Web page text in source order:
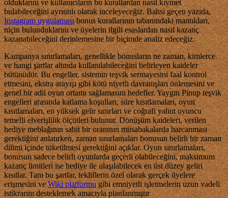
olduklarını ve kullanıcıların bu kurallardan nasıl kıymet
bulabileceğini ayrıntılı olarak inceleyeceğiz. Bahsi geçen yazıda,
Instagram uygulamasıbonus kurallarının tabanındaki mantıkları,
niçin bulunduklarını ve üyelerin ilgili esaslardan nasıl kazanç
kazanabileceğini derinlemesine bir biçimde analiz edeceğiz.
Kampanya sınırlamaları, genellikle bonusların ne zaman, kimlerce
ve hangi şartlar altında kullanılabileceğini belirleyen kaideler
bütünüdür. Bu engeller, sistemin teşvik sermayesini faal kontrol
etmesini, ekstra arayışı gibi kötü niyetli davranışları önlemesini ve
genel bir adil oyun ortamı sağlamasını hedefler. Yaygın Pinup teşvik
engelleri arasında katlama koşulları, süre kısıtlamaları, oyun
kısıtlamaları, en yüksek gelir sınırları ve coğrafi yahut oyuncu
temelli elverişlilik ölçütleri bulunur. Dönüşüm kaideleri, verilen
hediye meblağının sabit bir oranının müsabakalarda harcanması
gerektiğini anlatırken, zaman sınırlamaları bonusun belirli bir zaman
dilimi içinde tüketilmesi gerektiğini açıklar. Oyun sınırlamaları,
bonusun sadece belirli oyunlarda geçerli olabileceğini, maksimum
kazanç limitleri ise hediye ile ulaşılabilecek en üst düzey geliri
kısıtlar. Tam bu şartlar, tekliflerin özel olarak gerçek üyelere
erişmesini veWiki platformugibi emniyetli işletmelerin uzun vadeli
istikrarını desteklemek amacıyla planlanmıştır